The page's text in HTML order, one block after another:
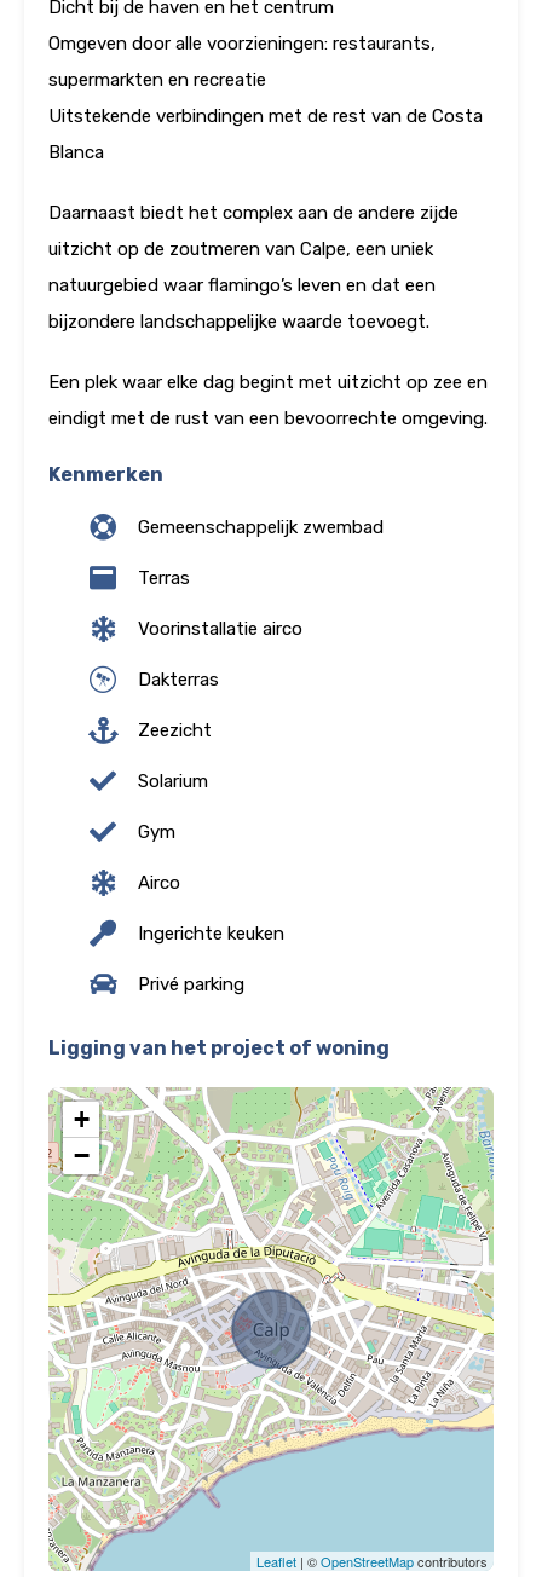
Dicht bij de haven en het centrum
Omgeven door alle voorzieningen: restaurants,
supermarkten en recreatie
Uitstekende verbindingen met de rest van de Costa
Blanca
Daarnaast biedt het complex aan de andere zijde
uitzicht op de zoutmeren van Calpe, een uniek
natuurgebied waar flamingo’s leven en dat een
bijzondere landschappelijke waarde toevoegt.
Een plek waar elke dag begint met uitzicht op zee en
eindigt met de rust van een bevoorrechte omgeving.
Kenmerken
Gemeenschappelijk zwembad
Terras
Voorinstallatie airco
Dakterras
Zeezicht
Solarium
Gym
Airco
Ingerichte keuken
Privé parking
Ligging van het project of woning
+
−
Leaflet | ©OpenStreetMapcontributors